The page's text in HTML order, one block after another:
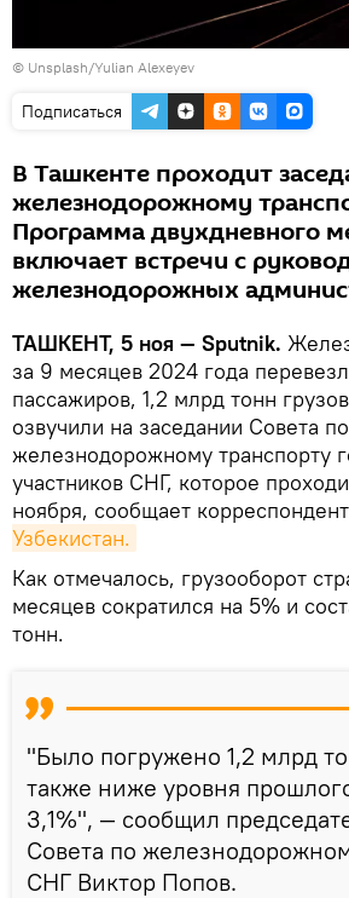
© Unsplash/Yulian Alexeyev
Подписаться
В Ташкенте проходит
железнодорожному
Программа двухдневного
включает встречи с
железнодорожных
ТАШКЕНТ, 5 ноя — Sputnik.
за 9 месяцев 2024 года
пассажиров, 1,2 млрд тонн
озвучили на заседании Совета по
железнодорожному транспорту
участников СНГ, которое
ноября, сообщает корреспондент
Узбекистан.
Как отмечалось, грузооборот
месяцев сократился на 5% и
тонн.
"Было погружено 1,2 млрд
также ниже уровня
3,1%", — сообщил
Совета по
СНГ Виктор Попов.